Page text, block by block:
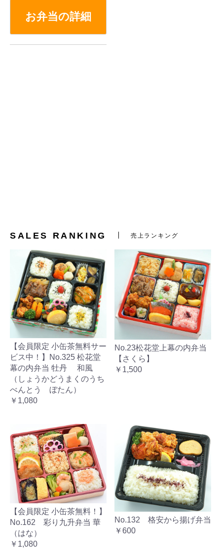
お弁当の詳細
SALES RANKING 売上ランキング
【会員限定 小缶茶無料サー
ビス中！】No.325 松花堂
幕の内弁当 牡丹 和風
（しょうかどうまくのうち
べんとう ぼたん）
￥1,080
No.23松花堂上幕の内弁当
【さくら】
￥1,500
【会員限定 小缶茶無料！】
No.162 彩り九升弁当 華
（はな）
￥1,080
No.132 格安から揚げ弁当
￥600